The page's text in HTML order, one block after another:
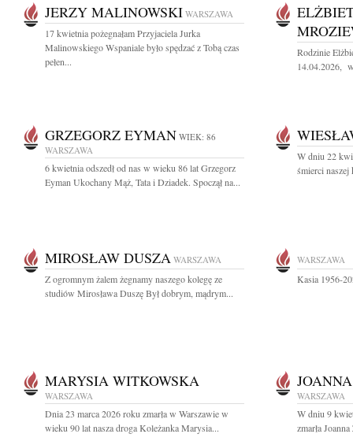
JERZY MALINOWSKI WARSZAWA
17 kwietnia pożegnałam Przyjaciela Jurka
Malinowskiego Wspaniale było spędzać z Tobą czas
pełen...
Rodzinie
14.04.2026,
GRZEGORZ EYMAN WIEK: 86
WARSZAWA
6 kwietnia odszedł od nas w wieku 86 lat Grzegorz
Eyman Ukochany Mąż, Tata i Dziadek. Spoczął na...
W dniu 22
śmierci
MIROSŁAW DUSZA WARSZAWA
Z ogromnym żalem żegnamy naszego kolegę ze
studiów Mirosława Duszę Był dobrym, mądrym...
WARSZAWA
Kasia 1956-
MARYSIA WITKOWSKA
WARSZAWA
Dnia 23 marca 2026 roku zmarła w Warszawie w
wieku 90 lat nasza droga Koleżanka Marysia...
WARSZAWA
W dniu 9
zmarła